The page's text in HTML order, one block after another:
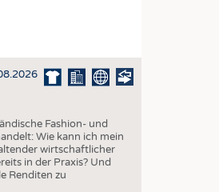
Fashion- und
Wie kann ich mein
wirtschaftlicher
in der Praxis? Und
Renditen zu